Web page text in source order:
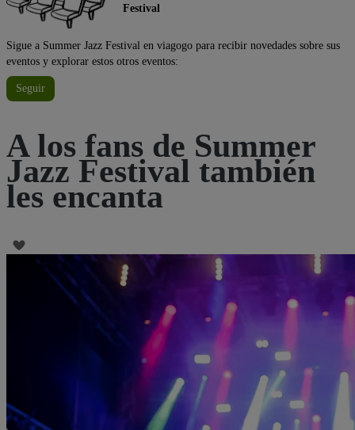
Festival
Sigue a Summer Jazz Festival en viagogo para recibir novedades sobre sus
eventos y explorar estos otros eventos:
Seguir
A los fans de Summer
Jazz Festival también
les encanta